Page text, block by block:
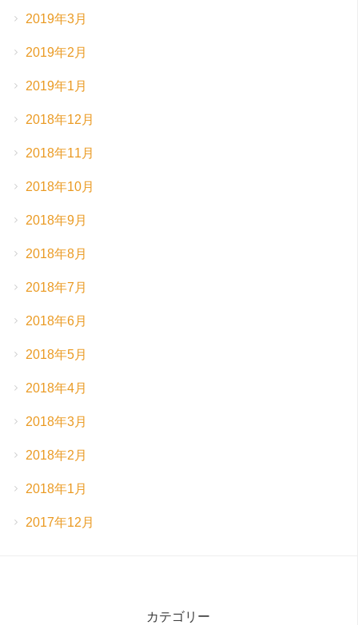
2019年3月
2019年2月
2019年1月
2018年12月
2018年11月
2018年10月
2018年9月
2018年8月
2018年7月
2018年6月
2018年5月
2018年4月
2018年3月
2018年2月
2018年1月
2017年12月
カテゴリー